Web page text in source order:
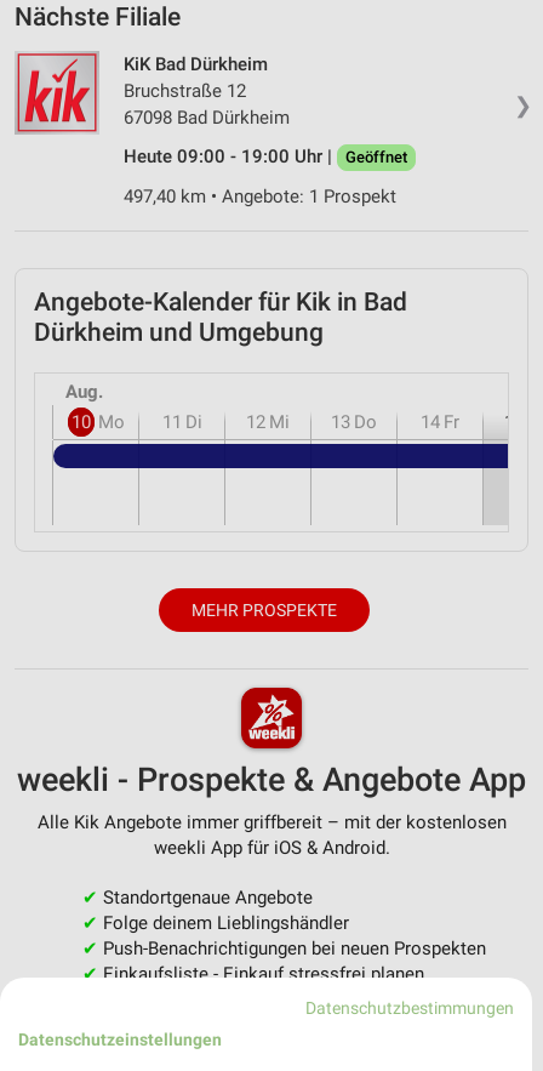
Nächste Filiale
❯
KiK Bad Dürkheim
Bruchstraße 12
67098 Bad Dürkheim
Heute 09:00 - 19:00 Uhr |
Geöffnet
497,40 km • Angebote: 1 Prospekt
Angebote-Kalender für Kik in Bad
Dürkheim und Umgebung
Aug.
10 Mo 11 Di 12 Mi 13 Do 14 Fr 15
MEHR PROSPEKTE
weekli - Prospekte & Angebote App
Alle Kik Angebote immer griffbereit – mit der kostenlosen
weekli App für iOS & Android.
✔ Standortgenaue Angebote
✔ Folge deinem Lieblingshändler
✔ Push-Benachrichtigungen bei neuen Prospekten
✔Einkaufsliste - Einkauf stressfrei planen
JETZT LADEN UND SPAREN!
Datenschutzbestimmungen
Datenschutzeinstellungen